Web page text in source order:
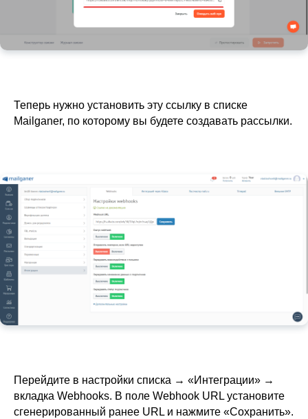
Теперь нужно установить эту ссылку в списке
Mailganer, по которому вы будете создавать рассылки.
Перейдите в настройки списка → «Интеграции» →
вкладка Webhooks. В поле Webhook URL установите
сгенерированный ранее URL и нажмите «Сохранить».